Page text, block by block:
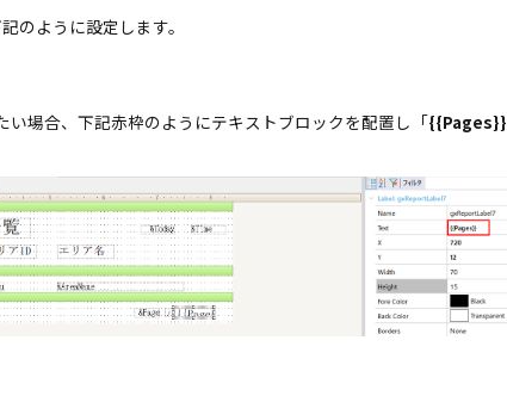
のように設定します。
場合、下記赤枠のようにテキストブロックを配置し「{{Pages}}